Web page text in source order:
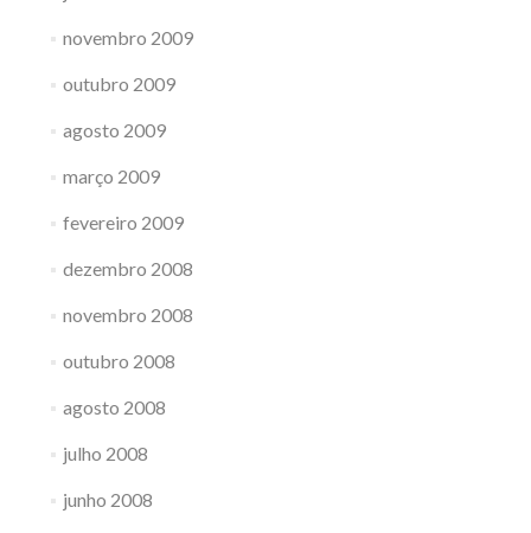
novembro 2009
outubro 2009
agosto 2009
março 2009
fevereiro 2009
dezembro 2008
novembro 2008
outubro 2008
agosto 2008
julho 2008
junho 2008